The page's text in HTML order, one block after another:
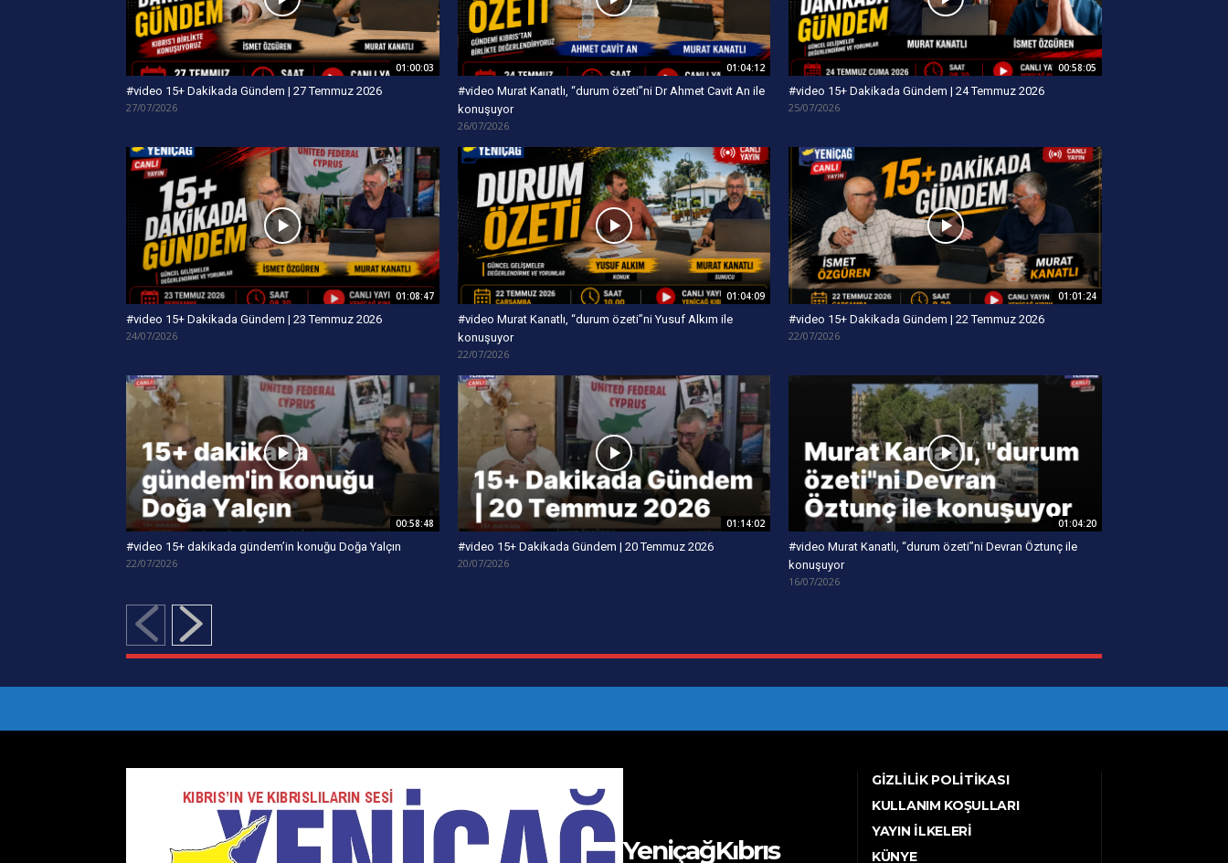
01:00:03
#video 15+ Dakikada Gündem | 27 Temmuz 2026
27/07/2026
01:04:12
#video Murat Kanatlı, “durum özeti”ni Dr Ahmet Cavit An ile
konuşuyor
26/07/2026
00:58:05
#video 15+ Dakikada Gündem | 24 Temmuz 2026
25/07/2026
01:08:47
#video 15+ Dakikada Gündem | 23 Temmuz 2026
24/07/2026
01:04:09
#video Murat Kanatlı, “durum özeti”ni Yusuf Alkım ile
konuşuyor
22/07/2026
01:01:24
#video 15+ Dakikada Gündem | 22 Temmuz 2026
22/07/2026
00:58:48
#video 15+ dakikada gündem’in konuğu Doğa Yalçın
22/07/2026
01:14:02
#video 15+ Dakikada Gündem | 20 Temmuz 2026
20/07/2026
01:04:20
#video Murat Kanatlı, “durum özeti”ni Devran Öztunç ile
konuşuyor
16/07/2026
YeniçağKıbrıs
GIZLILIK POLITIKASI
KULLANIM KOŞULLARI
YAYIN İLKELERI
KÜNYE